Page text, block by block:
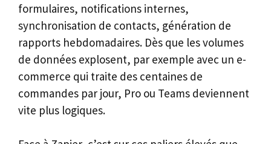
formulaires, notifications internes,
synchronisation de contacts, génération de
rapports hebdomadaires. Dès que les volumes
de données explosent, par exemple avec un e-
commerce qui traite des centaines de
commandes par jour, Pro ou Teams deviennent
vite plus logiques.